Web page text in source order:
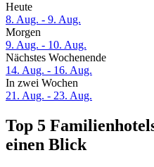
Heute
8. Aug. - 9. Aug.
Morgen
9. Aug. - 10. Aug.
Nächstes Wochenende
14. Aug. - 16. Aug.
In zwei Wochen
21. Aug. - 23. Aug.
Top 5
einen Blick